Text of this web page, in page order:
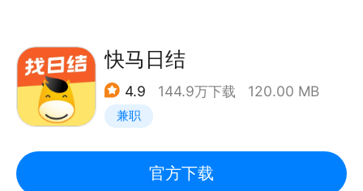
【新骑手权益】
美团众包超多跑单福利来袭！免交保证金，免服装、免
餐箱，免实地培训，新手车电补贴，纯新骑手优先派
骑手在有限时间内享受超优跑单体验。
快马日结
4.9 144.9万下载 120.00 MB
兼职
官方下载